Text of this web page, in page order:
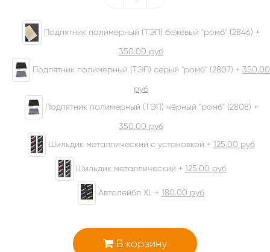
Подпятник полимерный (ТЭП) бежевый "ромб" (2846) +
350.00 руб
Подпятник полимерный (ТЭП) серый "ромб" (2807) + 350.00
руб
Подпятник полимерный (ТЭП) чёрный "ромб" (2808) +
350.00 руб
Шильдик металлический с установкой + 125.00 руб
Шильдик металлический + 125.00 руб
Автолейбл XL + 180.00 руб
В корзину